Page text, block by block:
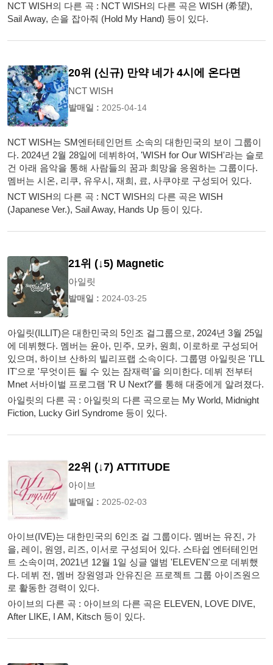
NCT WISH의 다른 곡 : NCT WISH의 다른 곡은 WISH (希望),
Sail Away, 손을 잡아줘 (Hold My Hand) 등이 있다.
20위 (신규) 만약 네가 4시에 온다면
NCT WISH
발매일 : 2025-04-14
NCT WISH는 SM엔터테인먼트 소속의 대한민국의 보이 그룹이
다. 2024년 2월 28일에 데뷔하여, 'WISH for Our WISH'라는 슬로
건 아래 음악을 통해 사람들의 꿈과 희망을 응원하는 그룹이다.
멤버는 시온, 리쿠, 유우시, 재희, 료, 사쿠야로 구성되어 있다.
NCT WISH의 다른 곡 : NCT WISH의 다른 곡은 WISH
(Japanese Ver.), Sail Away, Hands Up 등이 있다.
21위 (↓5) Magnetic
아일릿
발매일 : 2024-03-25
아일릿(ILLIT)은 대한민국의 5인조 걸그룹으로, 2024년 3월 25일
에 데뷔했다. 멤버는 윤아, 민주, 모카, 원희, 이로하로 구성되어
있으며, 하이브 산하의 빌리프랩 소속이다. 그룹명 아일릿은 'I'LL
IT'으로 '무엇이든 될 수 있는 잠재력'을 의미한다. 데뷔 전부터
Mnet 서바이벌 프로그램 'R U Next?'를 통해 대중에게 알려졌다.
아일릿의 다른 곡 : 아일릿의 다른 곡으로는 My World, Midnight
Fiction, Lucky Girl Syndrome 등이 있다.
22위 (↓7) ATTITUDE
아이브
발매일 : 2025-02-03
아이브(IVE)는 대한민국의 6인조 걸 그룹이다. 멤버는 유진, 가
을, 레이, 원영, 리즈, 이서로 구성되어 있다. 스타쉽 엔터테인먼
트 소속이며, 2021년 12월 1일 싱글 앨범 'ELEVEN'으로 데뷔했
다. 데뷔 전, 멤버 장원영과 안유진은 프로젝트 그룹 아이즈원으
로 활동한 경력이 있다.
아이브의 다른 곡 : 아이브의 다른 곡은 ELEVEN, LOVE DIVE,
After LIKE, I AM, Kitsch 등이 있다.